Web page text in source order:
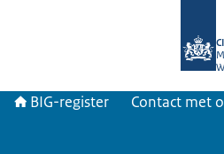
BIG-register Contact met